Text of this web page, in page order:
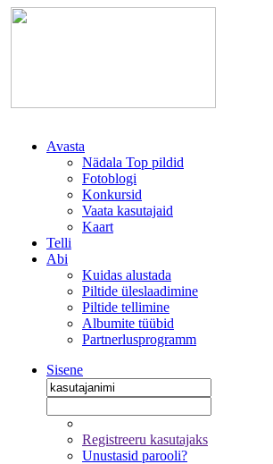
Avasta
Nädala Top pildid
Fotoblogi
Konkursid
Vaata kasutajaid
Kaart
Telli
Abi
Kuidas alustada
Piltide üleslaadimine
Piltide tellimine
Albumite tüübid
Partnerlusprogramm
Sisene
Registreeru kasutajaks
Unustasid parooli?